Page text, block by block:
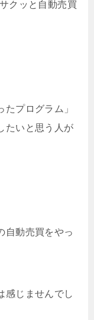
クッと自動売買
プログラム」
たいと思う人が
自動売買をやっ
感じませんでし